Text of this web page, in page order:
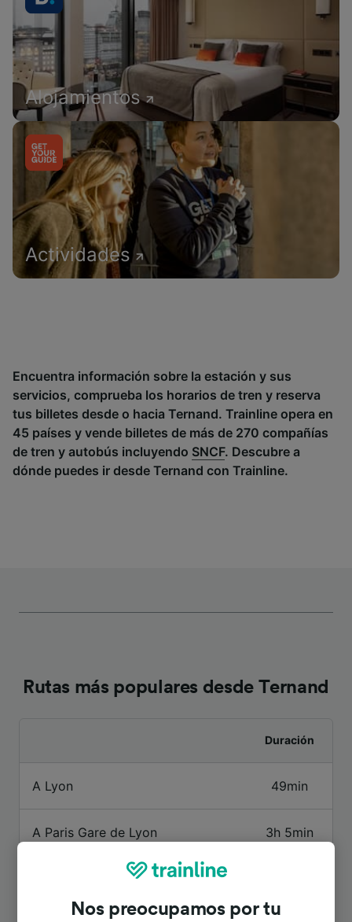
Alojamientos
Actividades
Encuentra información sobre la estación y sus
servicios, comprueba los horarios de tren y reserva
tus billetes desde o hacia Ternand. Trainline opera en
45 países y vende billetes de más de 270 compañías
de tren y autobús incluyendo SNCF. Descubre a
dónde puedes ir desde Ternand con Trainline.
Rutas más populares desde Ternand
Duración
A Lyon 49min
A Paris Gare de Lyon 3h 5min
Nos preocupamos por tu